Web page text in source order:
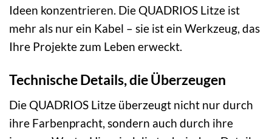
Ideen konzentrieren. Die QUADRIOS Litze ist
mehr als nur ein Kabel – sie ist ein Werkzeug, das
Ihre Projekte zum Leben erweckt.
Technische Details, die Überzeugen
Die QUADRIOS Litze überzeugt nicht nur durch
ihre Farbenpracht, sondern auch durch ihre